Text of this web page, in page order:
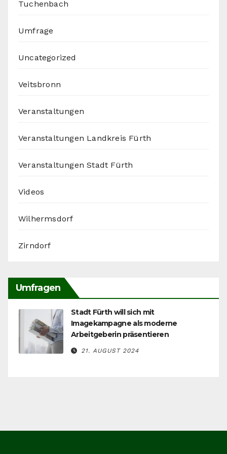
Tuchenbach
Umfrage
Uncategorized
Veitsbronn
Veranstaltungen
Veranstaltungen Landkreis Fürth
Veranstaltungen Stadt Fürth
Videos
Wilhermsdorf
Zirndorf
Umfragen
Stadt Fürth will sich mit
Imagekampagne als moderne
Arbeitgeberin präsentieren
21. AUGUST 2024